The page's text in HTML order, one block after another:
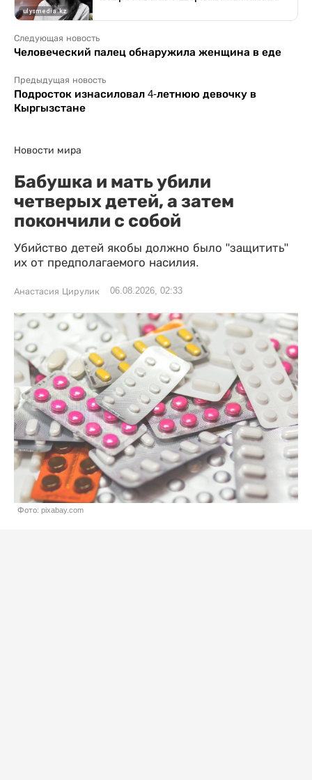
Следующая новость
Человеческий палец обнаружила женщина в еде
Предыдущая новость
Подросток изнасиловал 4-летнюю девочку в
Кыргызстане
Новости мира
Бабушка и мать убили
четверых детей, а затем
покончили с собой
Убийство детей якобы должно было "защитить"
их от предполагаемого насилия.
Анастасия Цирулик 06.08.2026, 02:33
Фото: pixabay.com